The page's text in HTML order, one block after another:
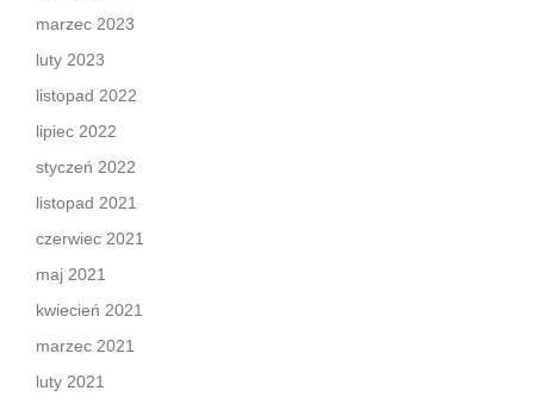
marzec 2023
luty 2023
listopad 2022
lipiec 2022
styczeń 2022
listopad 2021
czerwiec 2021
maj 2021
kwiecień 2021
marzec 2021
luty 2021